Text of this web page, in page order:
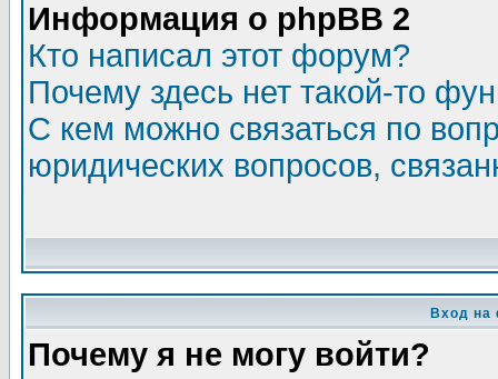
Информация о phpBB 2
Кто написал этот форум?
Почему здесь нет такой-то
С кем можно связаться по
юридических вопросов,
Вход на
Почему я не могу войти?